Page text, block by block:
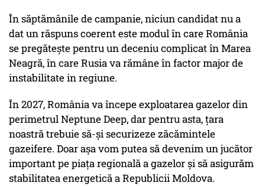
În săptămânile de campanie, niciun candidat nu a
dat un răspuns coerent este modul în care România
se pregătește pentru un deceniu complicat în Marea
Neagră, în care Rusia va rămâne în factor major de
instabilitate in regiune.
În 2027, România va începe exploatarea gazelor din
perimetrul Neptune Deep, dar pentru asta, țara
noastră trebuie să-și securizeze zăcămintele
gazeifere. Doar așa vom putea să devenim un jucător
important pe piața regională a gazelor și să asigurăm
stabilitatea energetică a Republicii Moldova.